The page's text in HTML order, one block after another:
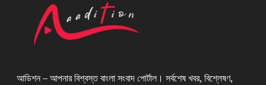
আডিশন – আপনার বিশ্বস্ত বাংলা সংবাদ পোর্টাল। সর্বশেষ খবর, বিশ্লেষণ,